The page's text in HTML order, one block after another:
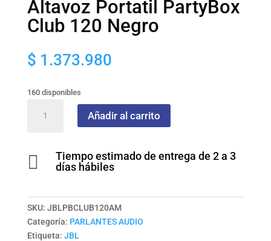
Altavoz Portatil PartyBox
Club 120 Negro
$ 1.373.980
160 disponibles
Portatil
Añadir al carrito

Tiempo estimado de entrega de 2 a 3
días hábiles
SKU: JBLPBCLUB120AM
Categoría: PARLANTES AUDIO
Etiqueta: JBL